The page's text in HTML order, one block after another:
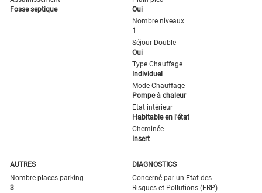
Fosse septique
Oui
Nombre niveaux
1
Séjour Double
Oui
Type Chauffage
Individuel
Mode Chauffage
Pompe à chaleur
Etat intérieur
Habitable en l'état
Cheminée
Insert
AUTRES
Nombre places parking
3
DIAGNOSTICS
Concerné par un Etat des
Risques et Pollutions (ERP)